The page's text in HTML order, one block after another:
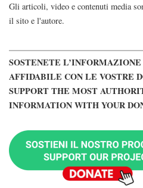
Gli articoli, video e contenuti media
il sito e l'autore.
SOSTENETE
AFFIDABILE CON LE VOSTRE
SUPPORT THE MOST
INFORMATION WITH YOUR